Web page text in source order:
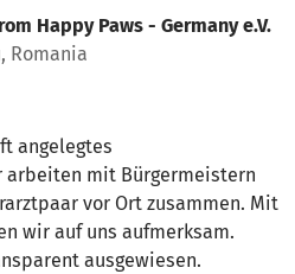
Happy Paws - Germany e.V.
Romania
angelegtes
arbeiten mit Bürgermeistern
vor Ort zusammen. Mit
wir auf uns aufmerksam.
ausgewiesen.